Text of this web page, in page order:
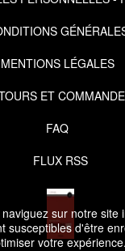
sur notre site
susceptibles d'être
votre expérience.
MENTIONS LÉGALES
ET
FAQ
FLUX RSS